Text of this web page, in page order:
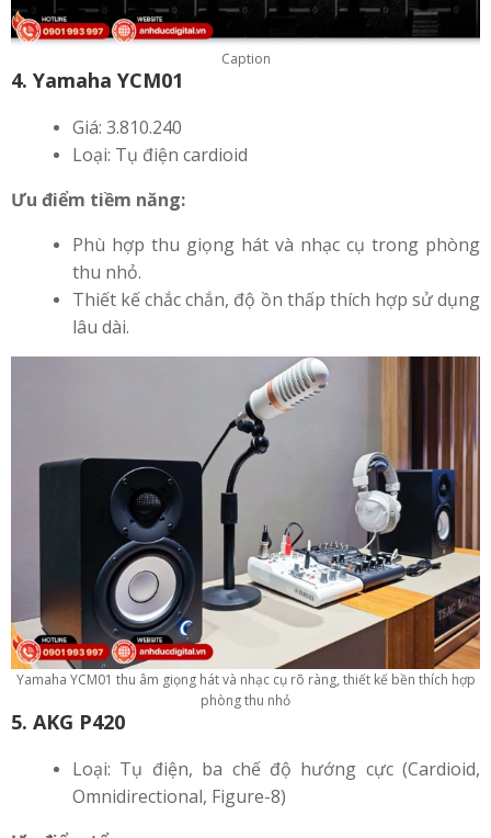
Caption
4. Yamaha YCM01
Giá: 3.810.240
Loại: Tụ điện cardioid
Ưu điểm tiềm năng:
Phù hợp thu giọng hát và nhạc cụ trong phòng
thu nhỏ.
Thiết kế chắc chắn, độ ồn thấp thích hợp sử dụng
lâu dài.
Yamaha YCM01 thu âm giọng hát và nhạc cụ rõ ràng, thiết kế bền thích hợp
phòng thu nhỏ
5. AKG P420
Loại: Tụ điện, ba chế độ hướng cực (Cardioid,
Omnidirectional, Figure-8)